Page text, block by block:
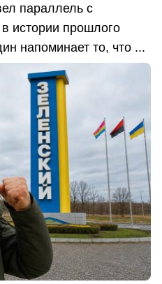
параллель с
истории прошлого
напоминает то, что ...